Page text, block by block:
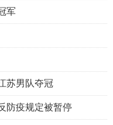
军
苏男队夺冠
防疫规定被暂停